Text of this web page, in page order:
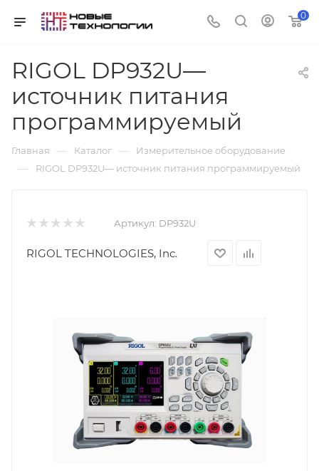
0
RIGOL DP932U—
источник питания
программируемый
Главная — Каталог — Измерительное оборудование
— RIGOL DP932U— источник питания программируемый
Артикул: DP932U
RIGOL TECHNOLOGIES, Inc.